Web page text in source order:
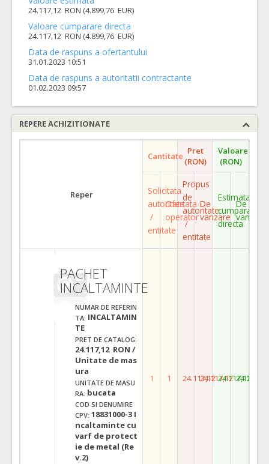
24.117,12 RON (4.899,76 EUR)
Valoare cumparare directa
24.117,12 RON (4.899,76 EUR)
Data de raspuns a ofertantului
31.01.2023 10:51
Data de raspuns a autoritatii contractante
01.02.2023 09:57
REPERE ACHIZITIONATE
Reper
Cantitate Pret
(RON)
Valoare
(RON)
Solicitata
autoritate
/
entitate
Ofertata
operator
Propus
de
autoritate
/
entitate
De
vanzare
Estimata
cumparare
directa
De
vanzare
PACHET
INCALTAMINTE
NUMAR DE REFERIN
TA: INCALTAMIN
TE
PRET DE CATALOG:
24.117,12 RON /
Unitate de mas
ura
UNITATE DE MASU
RA: bucata
COD SI DENUMIRE
CPV: 18831000-3 I
ncaltaminte cu
varf de protect
ie de metal (Re
v.2)
1 1 24.117,1224.117,1224.117,12